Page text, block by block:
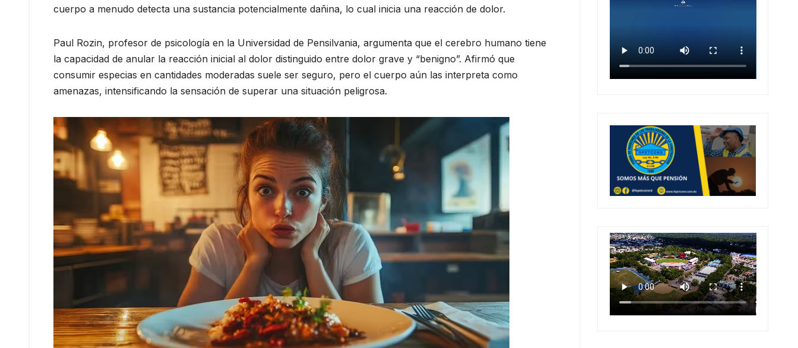
cuerpo a menudo detecta una sustancia potencialmente dañina, lo cual inicia una reacción de dolor.
Paul Rozin, profesor de psicología en la Universidad de Pensilvania, argumenta que el cerebro humano tiene
la capacidad de anular la reacción inicial al dolor distinguido entre dolor grave y “benigno”. Afirmó que
consumir especias en cantidades moderadas suele ser seguro, pero el cuerpo aún las interpreta como
amenazas, intensificando la sensación de superar una situación peligrosa.